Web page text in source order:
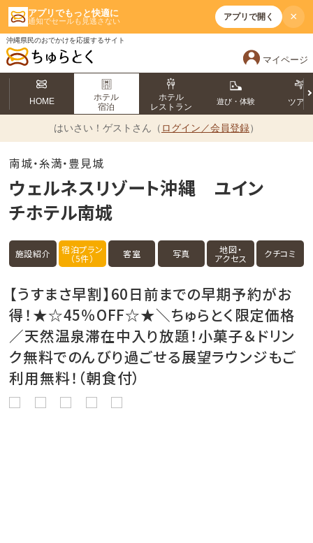
アプリでもっと快適に
通知でセールも見逃さない アプリで開く ×
沖縄県民のおでかけを応援するサイト
マイページ
HOME
ホテル
宿泊
ホテル
レストラン
遊び・体験 ツアー
はいさい！ ゲストさん（ ログイン／会員登録）
南城・糸満・豊見城
ウェルネスリゾート沖縄 ユイン
チホテル南城
施設紹介 宿泊プラン
（5件） 客室 写真 地図・
アクセス クチコミ
【うすまさ早割】60日前までの早期予約がお
得！★☆45％OFF☆★＼ちゅらとく限定価格
／天然温泉滞在中入り放題！小菓子＆ドリン
ク無料でのんびり過ごせる展望ラウンジもご
利用無料！（朝食付）